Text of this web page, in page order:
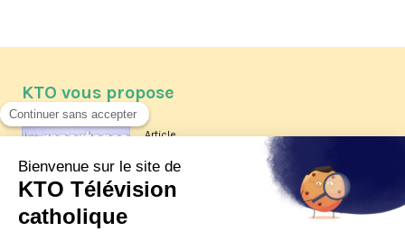
KTO vous propose
Article
Les reportages d'été 2026 de KTO